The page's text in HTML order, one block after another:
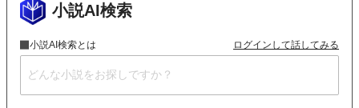
小説AI検索
小説AI検索とは ログインして話してみる